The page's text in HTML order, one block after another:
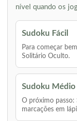
nível quando os
Sudoku Fácil
Para começar
Solitário Oculto.
Sudoku Médio
O próximo passo:
marcações em